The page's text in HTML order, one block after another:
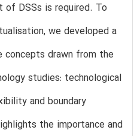
DSSs is required. To
we developed a
concepts drawn from the
studies: technological
and boundary
the importance and